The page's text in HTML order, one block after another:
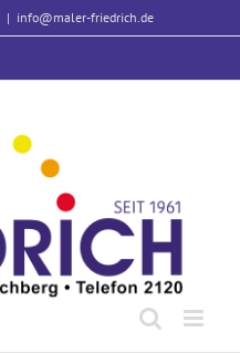
| info@maler-friedrich.de